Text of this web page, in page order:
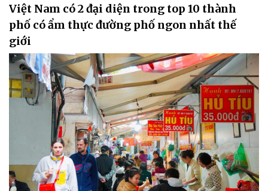
Việt Nam có 2 đại diện trong top 10 thành
phố có ẩm thực đường phố ngon nhất thế
giới